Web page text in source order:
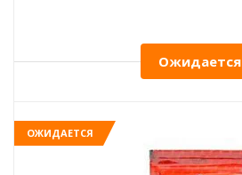
Ожидается
ОЖИДАЕТСЯ